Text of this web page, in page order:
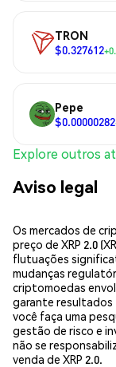
TRON
$0.327612
Pepe
$0.00000282
Explore outros
Aviso legal
Os mercados de
preço de XRP 2.0
flutuações
mudanças
criptomoedas
garante resultados
você faça uma
gestão de risco e
não se
venda de XRP 2.0.